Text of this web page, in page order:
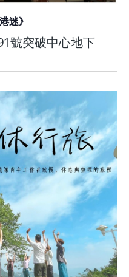
迷》
號突破中心地下